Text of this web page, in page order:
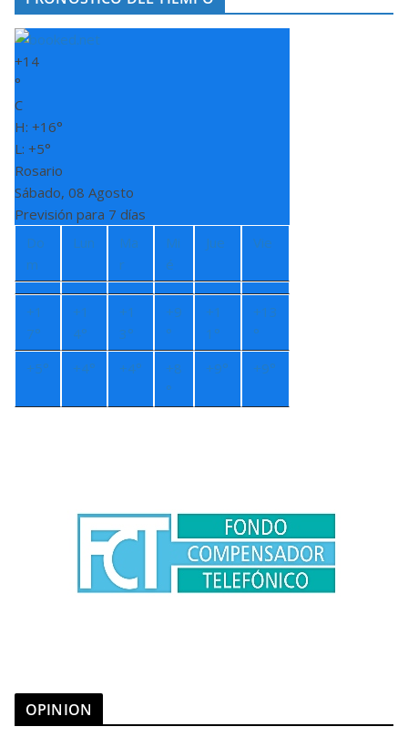
+14
°
C
H: +16°
L: +5°
Rosario
Sábado, 08 Agosto
Previsión para 7 días
Do
m
Lun
Ma
r
Mi
é
Jue Vie
+1
7°
+1
4°
+1
3°
+9
°
+1
1°
+13
°
+5° +4° +4° +8
°
+9° +9°
OPINION